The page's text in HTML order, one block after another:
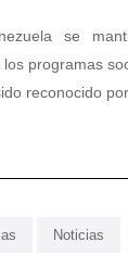
se
programas
reconocido
Noticias